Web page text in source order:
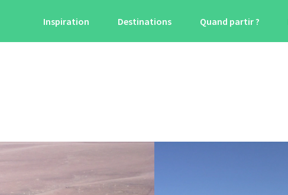
Inspiration Destinations Quand partir ?